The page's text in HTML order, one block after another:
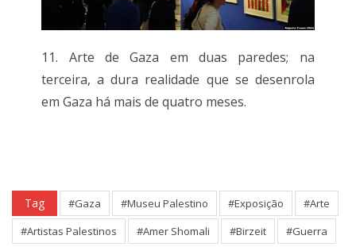
11. Arte de Gaza em duas paredes; na
terceira, a dura realidade que se desenrola
em Gaza há mais de quatro meses.
Tag #Gaza #Museu Palestino #Exposição
#Arte
#Artistas Palestinos
#Amer Shomali #Birzeit #Guerra